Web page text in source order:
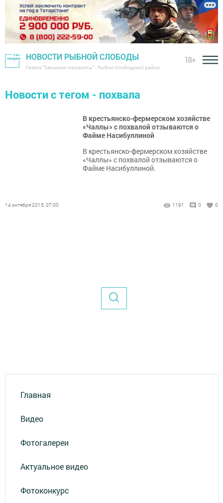
НОВОСТИ РЫБНОЙ СЛОБОДЫ
Газета "Сельские горизонты" - Рыбно-Слободский район
18+
Новости с тегом - похвала
В крестьянско-фермерском хозяйстве
«Чаллы» с похвалой отзываются о
Файме Насибуллиной
В крестьянско-фермерском хозяйстве
«Чаллы» с похвалой отзываются о
Файме Насибуллиной.
14 октября 2015, 07:00 1191 0 0
Главная
Видео
Фотогалереи
Актуальное видео
Фотоконкурс